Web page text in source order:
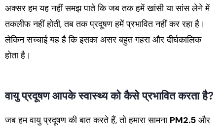
अक्सर हम यह नहीं समझ पाते कि जब तक हमें खांसी या सांस लेने में
तकलीफ नहीं होती,तब तक प्रदूषण हमें प्रभावित नहीं कर रहा है।
लेकिन सच्चाई यह है कि इसका असर बहुत गहरा और दीर्घकालिक
होता है।
वायु प्रदूषण आपके स्वास्थ्य को कैसे प्रभावित करता है?
जब हम वायु प्रदूषण की बात करते हैं, तो हमारा सामना PM2.5 और